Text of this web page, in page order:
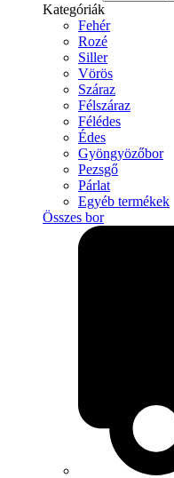
Kategóriák
Fehér
Rozé
Siller
Vörös
Száraz
Félszáraz
Félédes
Édes
Gyöngyözőbor
Pezsgő
Párlat
Egyéb termékek
Összes bor